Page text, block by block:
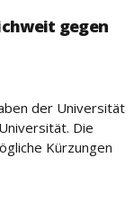
gegen
der Universität
Die
Kürzungen